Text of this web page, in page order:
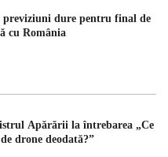
previziuni dure pentru final de
cu România
Apărării la întrebarea „Ce
drone deodată?”